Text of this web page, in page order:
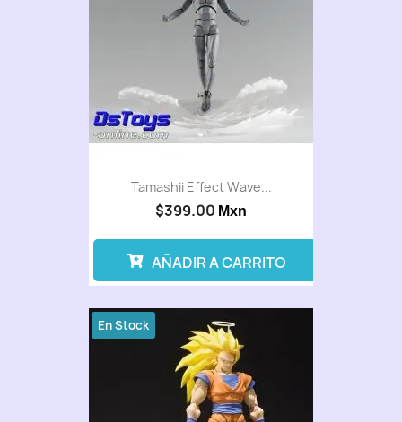
Tamashii Effect Wave...
$399.00 Mxn
AÑADIR A CARRITO
En Stock